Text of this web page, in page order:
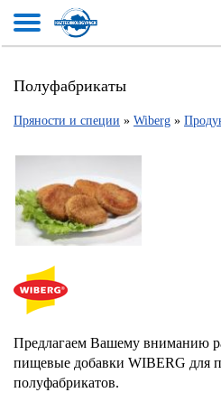
Полуфабрикаты
Пряности и специи » Wiberg »
Предлагаем Вашему вниманию
пищевые добавки WIBERG для
полуфабрикатов.